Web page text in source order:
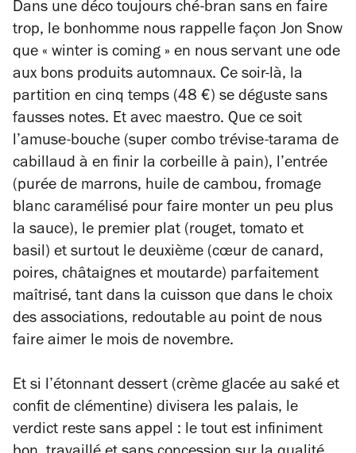
Dans une déco toujours ché-bran sans en faire
trop, le bonhomme nous rappelle façon Jon Snow
que « winter is coming » en nous servant une ode
aux bons produits automnaux. Ce soir-là, la
partition en cinq temps (48 €) se déguste sans
fausses notes. Et avec maestro. Que ce soit
l’amuse-bouche (super combo trévise-tarama de
cabillaud à en finir la corbeille à pain), l’entrée
(purée de marrons, huile de cambou, fromage
blanc caramélisé pour faire monter un peu plus
la sauce), le premier plat (rouget, tomato et
basil) et surtout le deuxième (cœur de canard,
poires, châtaignes et moutarde) parfaitement
maîtrisé, tant dans la cuisson que dans le choix
des associations, redoutable au point de nous
faire aimer le mois de novembre.
Et si l’étonnant dessert (crème glacée au saké et
confit de clémentine) divisera les palais, le
verdict reste sans appel : le tout est infiniment